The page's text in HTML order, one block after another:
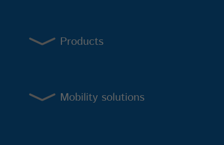
Products
Mobility solutions